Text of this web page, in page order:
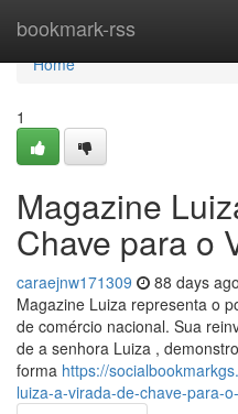
bookmark-rss
Home
Home
1
Magazine
Chave para o
caraejnw171309 88 days ago
Magazine Luiza representa o
de comércio nacional. Sua
de a senhora Luiza ,
forma https://
luiza-a-virada-de-chave-para-